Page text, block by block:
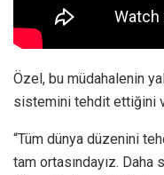
Özel, bu müdahalenin
sistemini tehdit ettiğini
“Tüm dünya düzenini
tam ortasındayız. Daha